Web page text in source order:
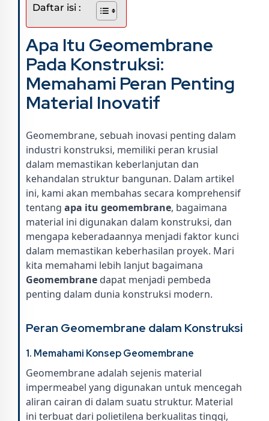
Daftar isi :
Apa Itu Geomembrane
Pada Konstruksi:
Memahami Peran Penting
Material Inovatif
Geomembrane, sebuah inovasi penting dalam
industri konstruksi, memiliki peran krusial
dalam memastikan keberlanjutan dan
kehandalan struktur bangunan. Dalam artikel
ini, kami akan membahas secara komprehensif
tentang apa itu geomembrane, bagaimana
material ini digunakan dalam konstruksi, dan
mengapa keberadaannya menjadi faktor kunci
dalam memastikan keberhasilan proyek. Mari
kita memahami lebih lanjut bagaimana
Geomembrane dapat menjadi pembeda
penting dalam dunia konstruksi modern.
Peran Geomembrane dalam Konstruksi
1. Memahami Konsep Geomembrane
Geomembrane adalah sejenis material
impermeabel yang digunakan untuk mencegah
aliran cairan di dalam suatu struktur. Material
ini terbuat dari polietilena berkualitas tinggi,